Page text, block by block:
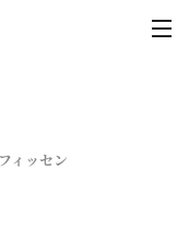
ィッセン